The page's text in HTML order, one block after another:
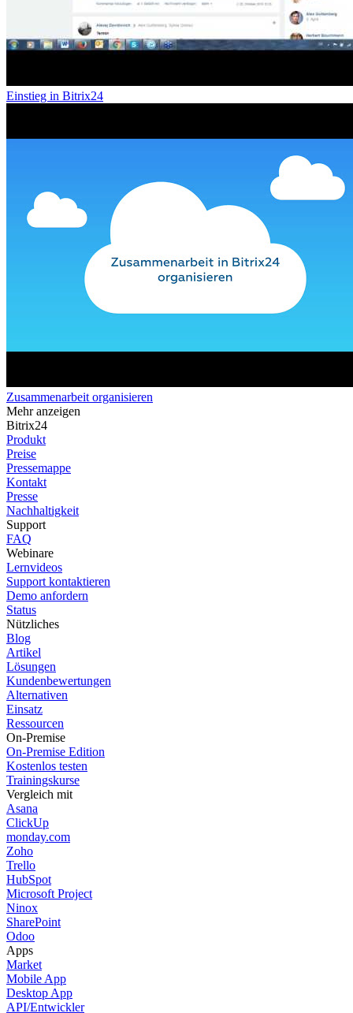
Einstieg in Bitrix24
Zusammenarbeit organisieren
Mehr anzeigen
Bitrix24
Produkt
Preise
Pressemappe
Kontakt
Presse
Nachhaltigkeit
Support
FAQ
Webinare
Lernvideos
Support kontaktieren
Demo anfordern
Status
Nützliches
Blog
Artikel
Lösungen
Kundenbewertungen
Alternativen
Einsatz
Ressourcen
On-Premise
On-Premise Edition
Kostenlos testen
Trainingskurse
Vergleich mit
Asana
ClickUp
monday.com
Zoho
Trello
HubSpot
Microsoft Project
Ninox
SharePoint
Odoo
Apps
Market
Mobile App
Desktop App
API/Entwickler